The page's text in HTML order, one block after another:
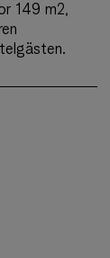
149 m2,